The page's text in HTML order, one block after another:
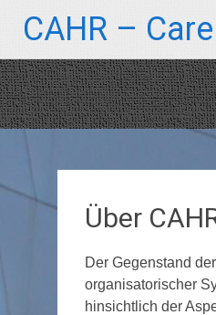
InhaltCAHR –
Über
Der Gegenstand
organisatorischer
hinsichtlich der